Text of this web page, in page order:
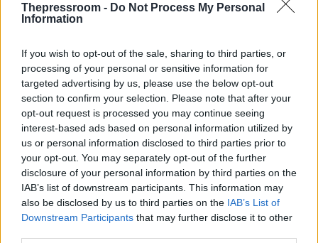
Thepressroom - Do Not Process My Personal
Information
If you wish to opt-out of the sale, sharing to third parties, or
processing of your personal or sensitive information for
targeted advertising by us, please use the below opt-out
section to confirm your selection. Please note that after your
opt-out request is processed you may continue seeing
interest-based ads based on personal information utilized by
us or personal information disclosed to third parties prior to
your opt-out. You may separately opt-out of the further
disclosure of your personal information by third parties on the
IAB’s list of downstream participants. This information may
also be disclosed by us to third parties on the IAB’s List of
Downstream Participants that may further disclose it to other
ΠΟΛΙΤΙΚΗ
17/12/2017 - 15:43